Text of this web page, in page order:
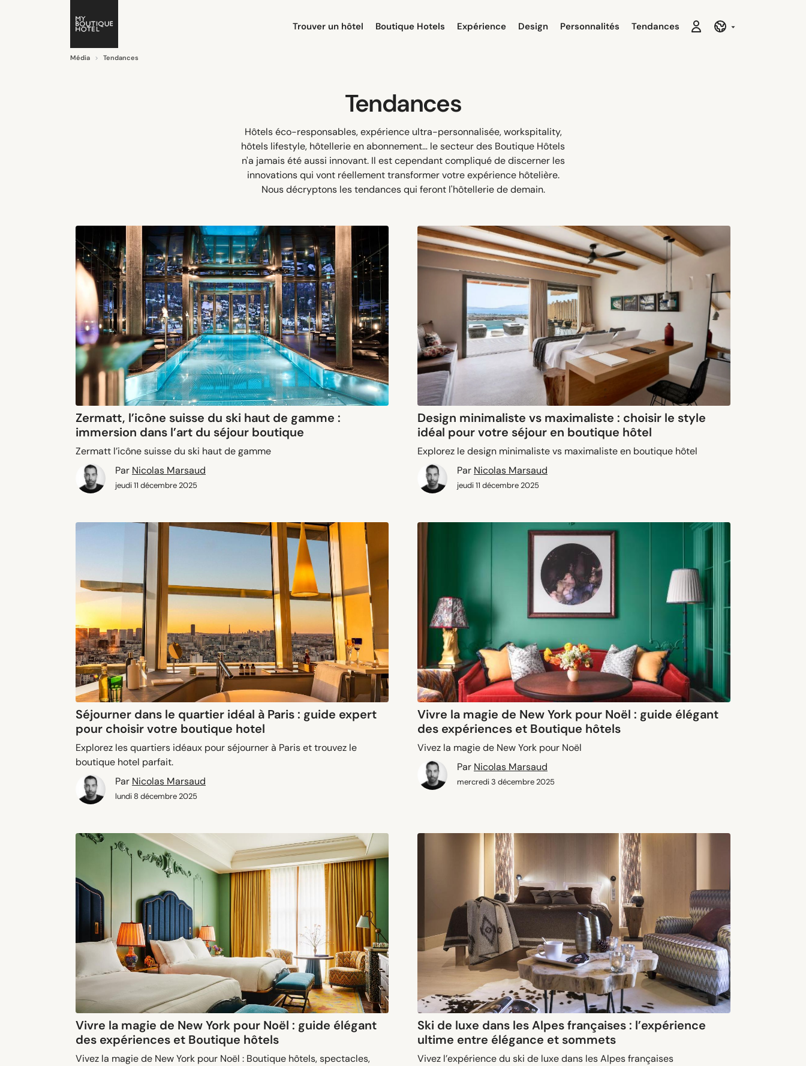
Trouver un hôtel Boutique Hotels Expérience Design Personnalités Tendances
Média Tendances
Tendances
Hôtels éco-responsables, expérience ultra-personnalisée, workspitality,
hôtels lifestyle, hôtellerie en abonnement… le secteur des Boutique Hôtels
n'a jamais été aussi innovant. Il est cependant compliqué de discerner les
innovations qui vont réellement transformer votre expérience hôtelière.
Nous décryptons les tendances qui feront l'hôtellerie de demain.
Zermatt, l’icône suisse du ski haut de gamme :
immersion dans l’art du séjour boutique
Zermatt l’icône suisse du ski haut de gamme
Par Nicolas Marsaud
jeudi 11 décembre 2025
Design minimaliste vs maximaliste : choisir le style
idéal pour votre séjour en boutique hôtel
Explorez le design minimaliste vs maximaliste en boutique hôtel
Par Nicolas Marsaud
jeudi 11 décembre 2025
Séjourner dans le quartier idéal à Paris : guide expert
pour choisir votre boutique hotel
Explorez les quartiers idéaux pour séjourner à Paris et trouvez le
boutique hotel parfait.
Par Nicolas Marsaud
lundi 8 décembre 2025
Vivre la magie de New York pour Noël : guide élégant
des expériences et Boutique hôtels
Vivez la magie de New York pour Noël
Par Nicolas Marsaud
mercredi 3 décembre 2025
Vivre la magie de New York pour Noël : guide élégant
des expériences et Boutique hôtels
Vivez la magie de New York pour Noël : Boutique hôtels, spectacles,
Ski de luxe dans les Alpes françaises : l’expérience
ultime entre élégance et sommets
Vivez l’expérience du ski de luxe dans les Alpes françaises